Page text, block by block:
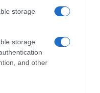
storage
storage
and other